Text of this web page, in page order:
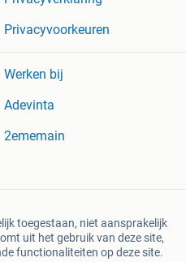
Privacyvoorkeuren
Werken bij
Adevinta
2ememain
toegestaan, niet aansprakelijk
uit het gebruik van deze site,
functionaliteiten op deze site.